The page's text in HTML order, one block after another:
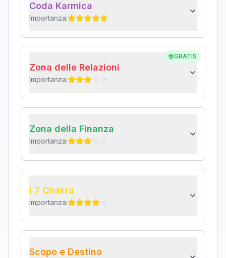
Coda Karmica
Importanza:
GRATIS
Zona delle Relazioni
Importanza:
Zona della Finanza
Importanza:
I 7 Chakra
Importanza:
Scopo e Destino